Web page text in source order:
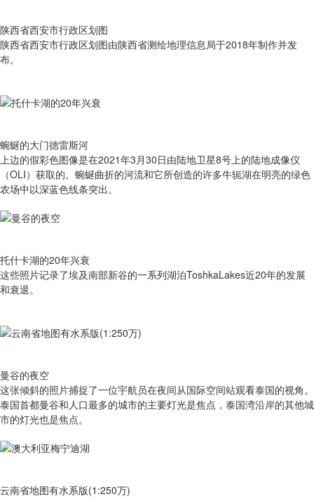
陕西省西安市行政区划图
陕西省西安市行政区划图由陕西省测绘地理信息局于2018年制作并发
布。
蜿蜒的大门德雷斯河
上边的假彩色图像是在2021年3月30日由陆地卫星8号上的陆地成像仪
（OLI）获取的。蜿蜒曲折的河流和它所创造的许多牛轭湖在明亮的绿色
农场中以深蓝色线条突出。
托什卡湖的20年兴衰
这些照片记录了埃及南部新谷的一系列湖泊ToshkaLakes近20年的发展
和衰退。
曼谷的夜空
这张倾斜的照片捕捉了一位宇航员在夜间从国际空间站观看泰国的视角。
泰国首都曼谷和人口最多的城市的主要灯光是焦点，泰国湾沿岸的其他城
市的灯光也是焦点。
云南省地图有水系版(1:250万)